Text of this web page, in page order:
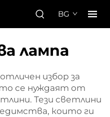
BG
лампа
избор за
се нуждаят от
Тези светлини
които ги